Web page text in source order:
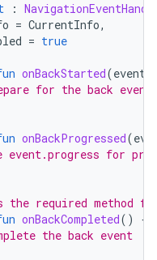
:
= CurrentInfo,
= true
onBackStarted(event
for the back event
onBackProgressed(
event.progress for
required method
onBackCompleted()
{
the back event